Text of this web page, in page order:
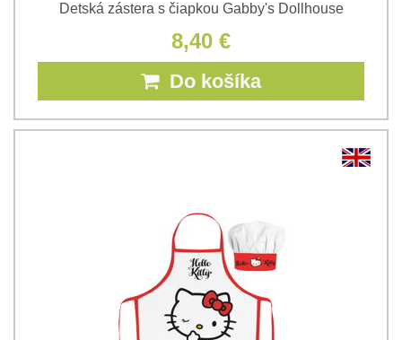
Detská zástera s čiapkou Gabby's Dollhouse
8,40 €
Do košíka